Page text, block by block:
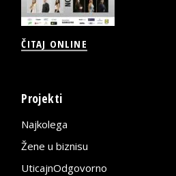
ČITAJ ONLINE
Projekti
Najkolega
Žene u biznisu
UticajnOdgovorno